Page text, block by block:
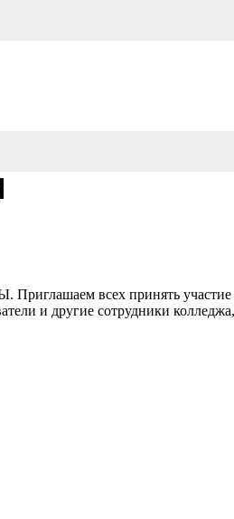
всех принять участие в
и другие сотрудники